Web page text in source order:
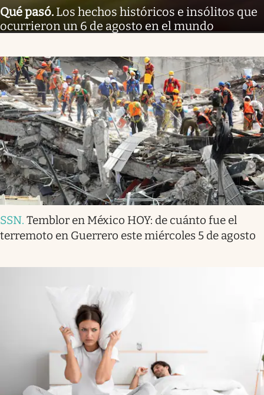
Qué pasó. Los hechos históricos e insólitos que
ocurrieron un 6 de agosto en el mundo
SSN. Temblor en México HOY: de cuánto fue el
terremoto en Guerrero este miércoles 5 de agosto